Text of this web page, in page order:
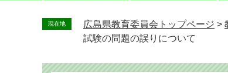
現在地 広島県教育委員会トップページ >
試験の問題の誤りについて